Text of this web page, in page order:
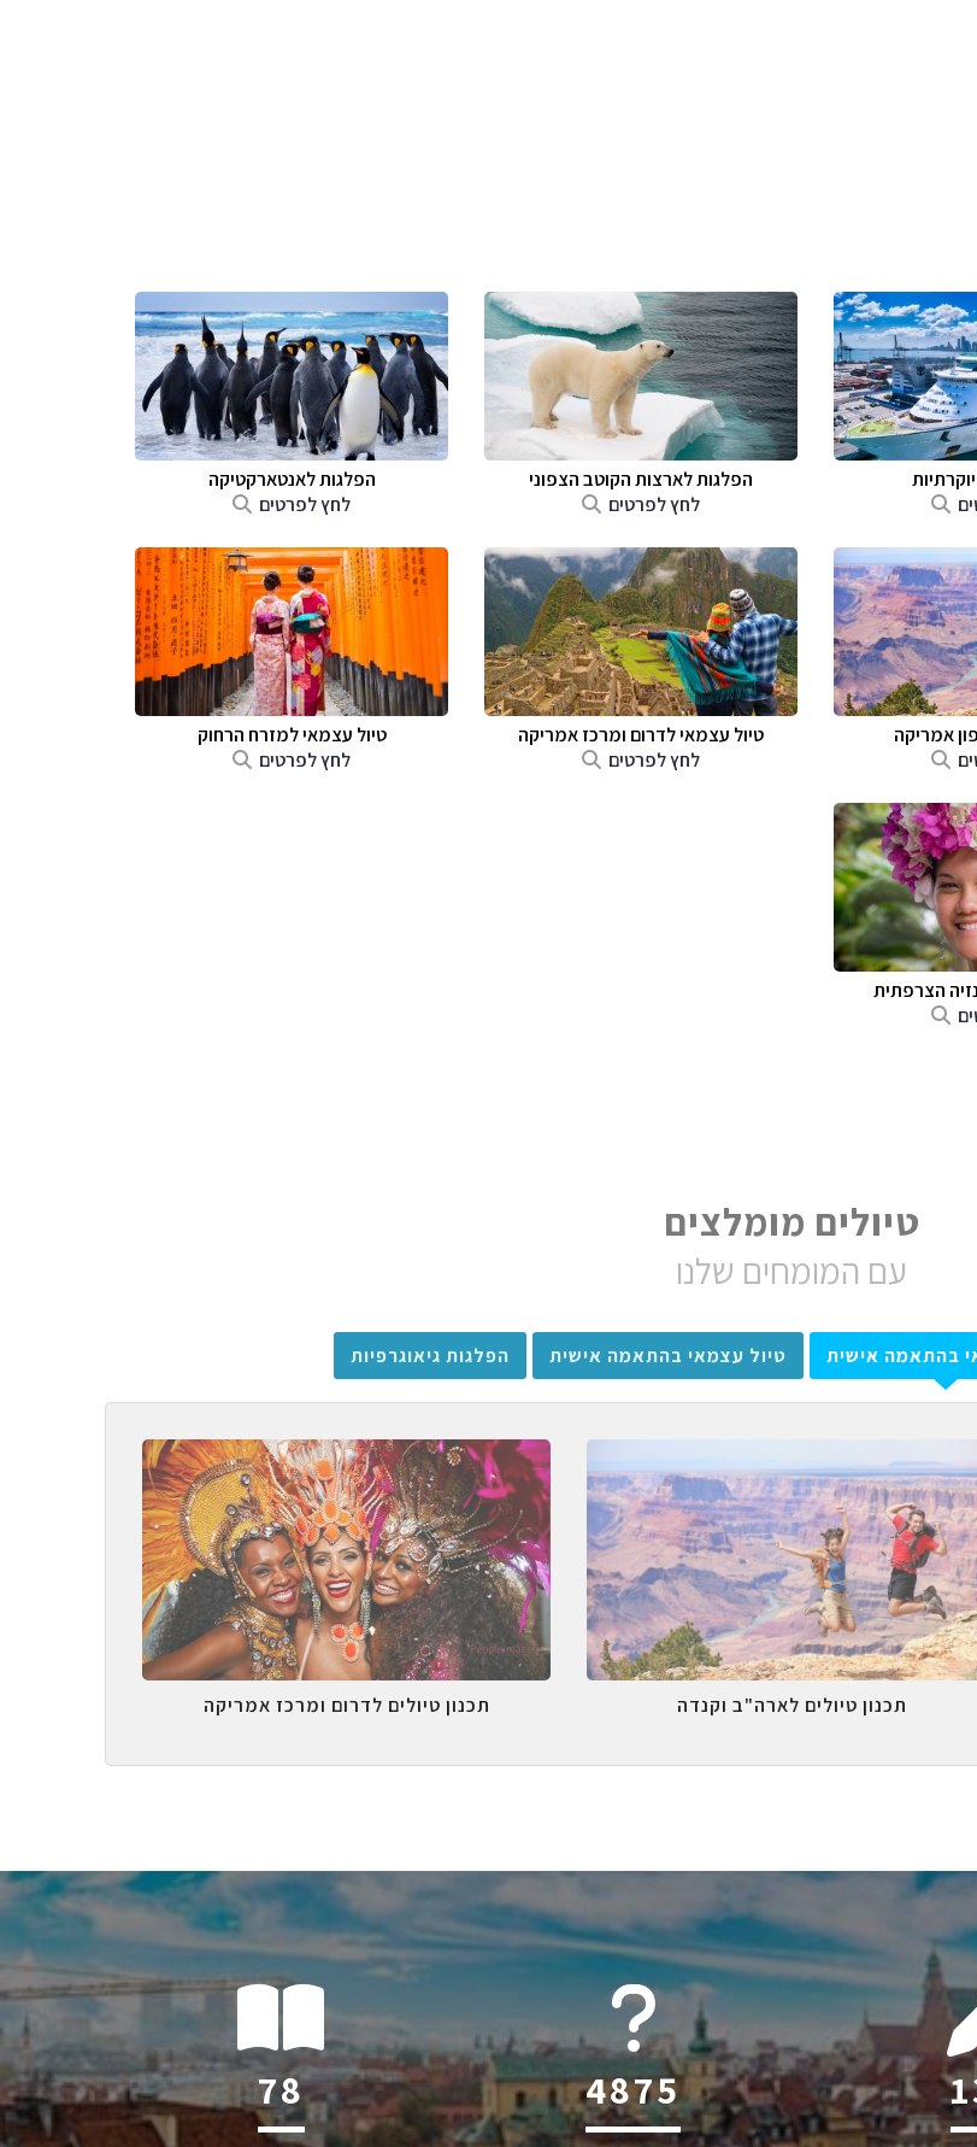
הפלגות לארצות הקוטב הצפוני
לחץ לפרטים
הפלגות לאנטארקטיקה
לחץ לפרטים
אמריקה
טיול עצמאי לדרום ומרכז אמריקה
לחץ לפרטים
טיול עצמאי למזרח הרחוק
לחץ לפרטים
הצרפתית
טיולים מומלצים
עם המומחים שלנו
בהתאמה אישית טיול עצמאי בהתאמה אישית הפלגות גיאוגרפיות
תכנון טיולים לארה"ב וקנדה תכנון טיולים לדרום ומרכז אמריקה
124 6045